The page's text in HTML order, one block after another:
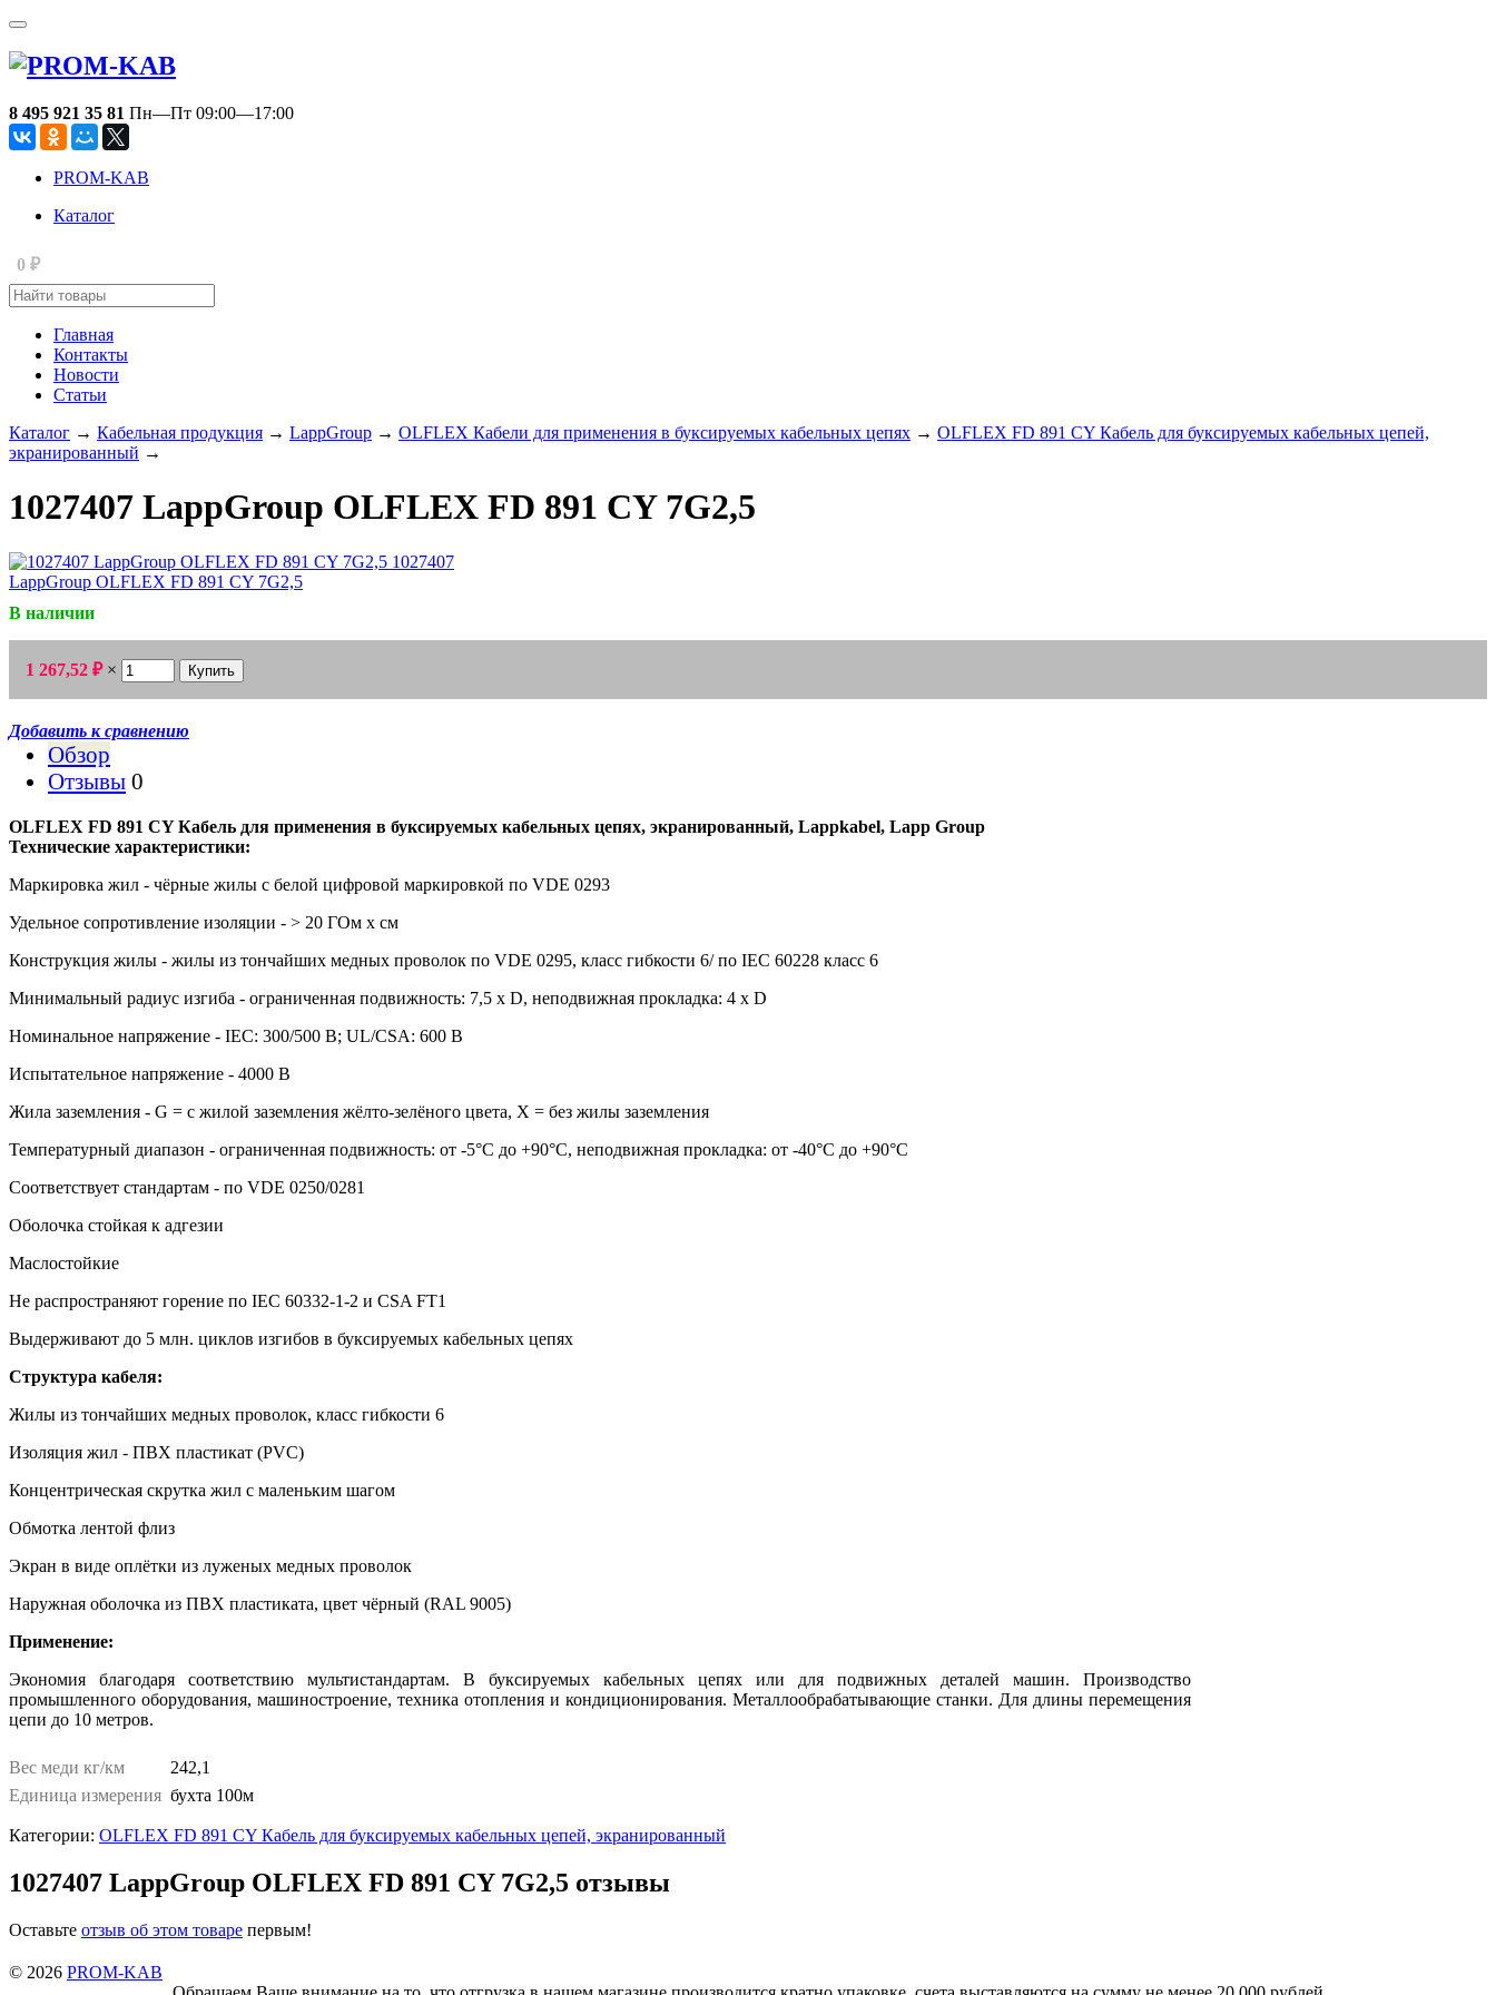
8 495 921 35 81 Пн—Пт 09:00—17:00
PROM-KAB
Каталог
0 ₽
Главная
Контакты
Новости
Статьи
Каталог → Кабельная продукция → LappGroup → OLFLEX Кабели для применения в буксируемых кабельных цепях → OLFLEX FD 891 CY Кабель для буксируемых кабельных цепей,
экранированный →
1027407 LappGroup OLFLEX FD 891 CY 7G2,5
В наличии
1 267,52 ₽ ×
Добавить к сравнению
Обзор
Отзывы 0
OLFLEX FD 891 CY Кабель для применения в буксируемых кабельных цепях, экранированный, Lappkabel, Lapp Group
Технические характеристики:
Маркировка жил - чёрные жилы с белой цифровой маркировкой по VDE 0293
Удельное сопротивление изоляции - > 20 ГОм х см
Конструкция жилы - жилы из тончайших медных проволок по VDE 0295, класс гибкости 6/ по IEC 60228 класс 6
Минимальный радиус изгиба - ограниченная подвижность: 7,5 х D, неподвижная прокладка: 4 х D
Номинальное напряжение - IEC: 300/500 В; UL/CSA: 600 В
Испытательное напряжение - 4000 В
Жила заземления - G = с жилой заземления жёлто-зелёного цвета, X = без жилы заземления
Температурный диапазон - ограниченная подвижность: от -5°С до +90°С, неподвижная прокладка: от -40°С до +90°С
Соответствует стандартам - по VDE 0250/0281
Оболочка стойкая к адгезии
Маслостойкие
Не распространяют горение по IEC 60332-1-2 и CSA FT1
Выдерживают до 5 млн. циклов изгибов в буксируемых кабельных цепях
Структура кабеля:
Жилы из тончайших медных проволок, класс гибкости 6
Изоляция жил - ПВХ пластикат (PVC)
Концентрическая скрутка жил с маленьким шагом
Обмотка лентой флиз
Экран в виде оплётки из луженых медных проволок
Наружная оболочка из ПВХ пластиката, цвет чёрный (RAL 9005)
Применение:
Экономия благодаря соответствию мультистандартам. В буксируемых кабельных цепях или для подвижных деталей машин. Производство
промышленного оборудования, машиностроение, техника отопления и кондиционирования. Металлообрабатывающие станки. Для длины перемещения
цепи до 10 метров.
Вес меди кг/км
242,1
Единица измерения бухта 100м
Категории: OLFLEX FD 891 CY Кабель для буксируемых кабельных цепей, экранированный
1027407 LappGroup OLFLEX FD 891 CY 7G2,5 отзывы
Оставьте отзыв об этом товаре первым!
© 2026 PROM-KAB